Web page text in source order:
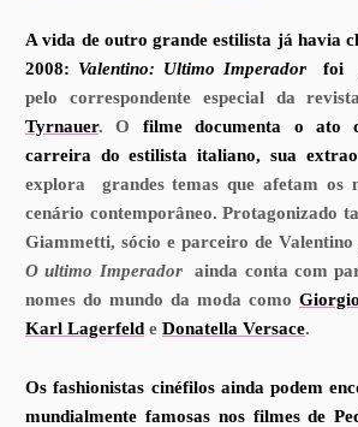
A vida de outro grande estilista já havia
2008: Valentino: Ultimo Imperador foi
pelo correspondente especial da
Tyrnauer. O filme documenta o ato
carreira do estilista italiano, sua
explora
grandes temas que afetam os
cenário contemporâneo. Protagonizado
Giammetti, sócio e parceiro de
O ultimo Imperador
ainda conta com
nomes do mundo da moda como
Karl Lagerfeld e Donatella Versace.
Os fashionistas cinéfilos ainda podem
mundialmente famosas nos filmes de